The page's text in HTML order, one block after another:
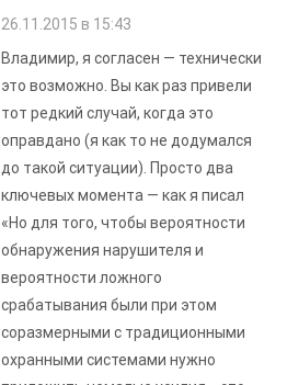
26.11.2015 в 15:43
Владимир, я согласен — технически
это возможно. Вы как раз привели
тот редкий случай, когда это
оправдано (я как то не додумался
до такой ситуации). Просто два
ключевых момента — как я писал
«Но для того, чтобы вероятности
обнаружения нарушителя и
вероятности ложного
срабатывания были при этом
соразмерными с традиционными
охранными системами нужно